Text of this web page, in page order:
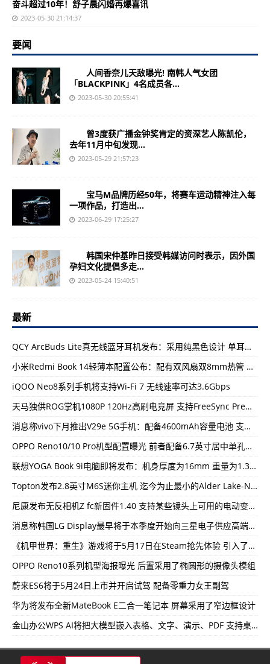
奋斗超过10年！舒子晨闪婚再爆喜讯
2023-05-30 21:14:37
要闻
人间香奈儿天敌曝光! 南韩人气女团
「BLACKPINK」4名成员各...
2023-05-30 20:55:41
曾3度获广播金钟奖肯定的资深艺人陈凯伦，
去年11月中旬发现...
2023-05-29 21:57:23
宝马M品牌历经50年，将赛车运动精神注入每
一项作品，打造出...
2023-06-29 17:25:27
韩国宋仲基昨日接受韩媒访问时表示，因外国
孕妇文化提倡多走...
2023-05-24 15:40:51
最新
QCY ArcBuds Lite真无线蓝牙耳机发布：采用纯黑色设计 单耳重量4.2g
小米Redmi Book 14轻薄本配置公布：配有双风扇双8mm热管 支持指纹识别
iQOO Neo8系列手机将支持Wi-Fi 7 无线速率可达3.6Gbps
天马独供ROG掌机1080P 120Hz高刷电竞屏 支持FreeSync Premium自适应同步技术
消息称vivo下月推出V29e 5G手机：配备4600mAh容量电池 支持80W快充
OPPO Reno10/10 Pro机型配置曝光 前者配备6.7英寸居中单孔曲屏
联想YOGA Book 9i电脑即将发布：机身厚度为16mm 重量为1.38kg
Topton发布2.8英寸M6S迷你主机 迄今为止最小的Alder Lake-N迷你PC
尼康发布无反相机Z fc新固件1.40 支持某些镜头上可用的电动变焦功能
消息称韩国LG Display最早将于本季度开始向三星电子供应高端电视面板
《机甲世界：重生》游戏将于5月17日在Steam抢先体验 引入了PvE单人游戏模
OPPO Reno10系列机型海报曝光 后置采用了椭圆形的摄像头模组
蔚来ES6将于5月24日上市并开启试驾 配备零重力女王副驾
华为将发布全新MateBook E二合一笔记本 屏幕采用了窄边框设计
金山办公WPS AI将把大模型嵌入表格、文字、演示、PDF 支持桌面电脑和移动设备